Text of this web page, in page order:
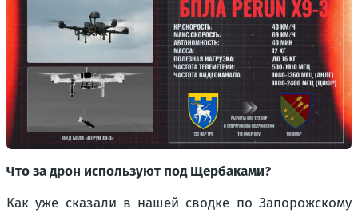
Что за дрон используют под Щербаками?
Как уже сказали в нашей сводке по Запорожскому